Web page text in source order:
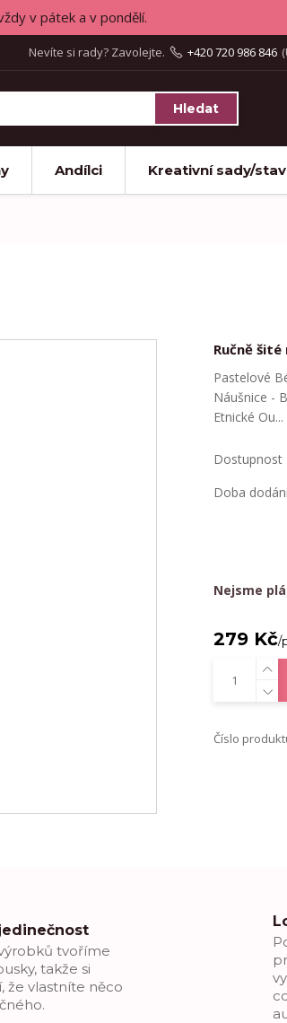
v pátek a v pondělí.
Hledat
Nevíte si rady? Zavolejte. +420 720 986 846
Andílci Kreativní sady/
Ručně šité
Pastelové
Náušnice -
Etnické Ou...
Dostupnost
Doba
Nejsme
279 Kč/
Číslo
tvoříme
takže si
že vlastníte něco